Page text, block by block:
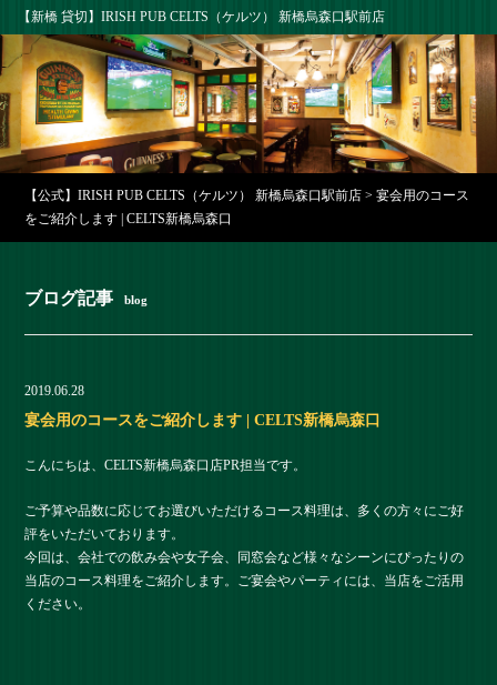
【新橋 貸切】IRISH PUB CELTS（ケルツ） 新橋烏森口駅前店
【公式】IRISH PUB CELTS（ケルツ） 新橋烏森口駅前店 >宴会用のコース
をご紹介します | CELTS新橋烏森口
ブログ記事 blog
2019.06.28
宴会用のコースをご紹介します | CELTS新橋烏森口
こんにちは、CELTS新橋烏森口店PR担当です。
ご予算や品数に応じてお選びいただけるコース料理は、多くの方々にご好
評をいただいております。
今回は、会社での飲み会や女子会、同窓会など様々なシーンにぴったりの
当店のコース料理をご紹介します。ご宴会やパーティには、当店をご活用
ください。